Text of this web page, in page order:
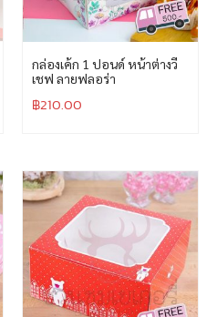
กล่องเค้ก 1 ปอนด์ หน้าต่างวี
เชฟ ลายฟลอร่า
฿210.00